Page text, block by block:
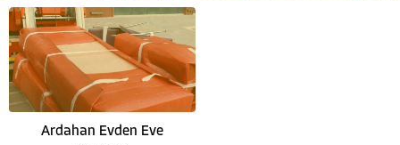
Ardahan Evden Eve